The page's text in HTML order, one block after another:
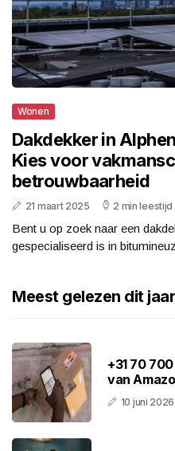
Wonen
Dakdekker in
Kies voor
betrouwbaarheid
21 maart 2025 2 min leestijd
Bent u op zoek naar een
gespecialiseerd is in
Meest gelezen dit jaar
+31 70
van
10 juni 2026